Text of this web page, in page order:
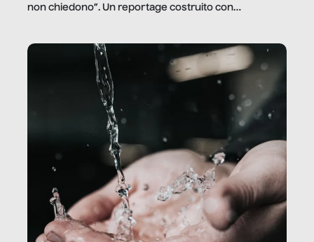
non chiedono”. Un reportage costruito con